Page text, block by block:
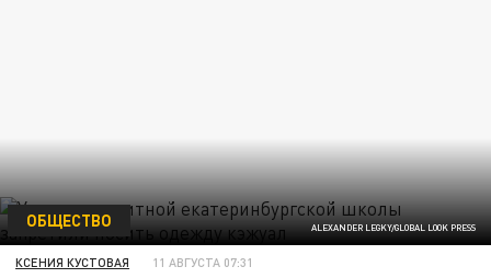
ALEXANDER LEGKY/GLOBAL LOOK PRESS
ОБЩЕСТВО
КСЕНИЯ КУСТОВАЯ 11 АВГУСТА 07:31